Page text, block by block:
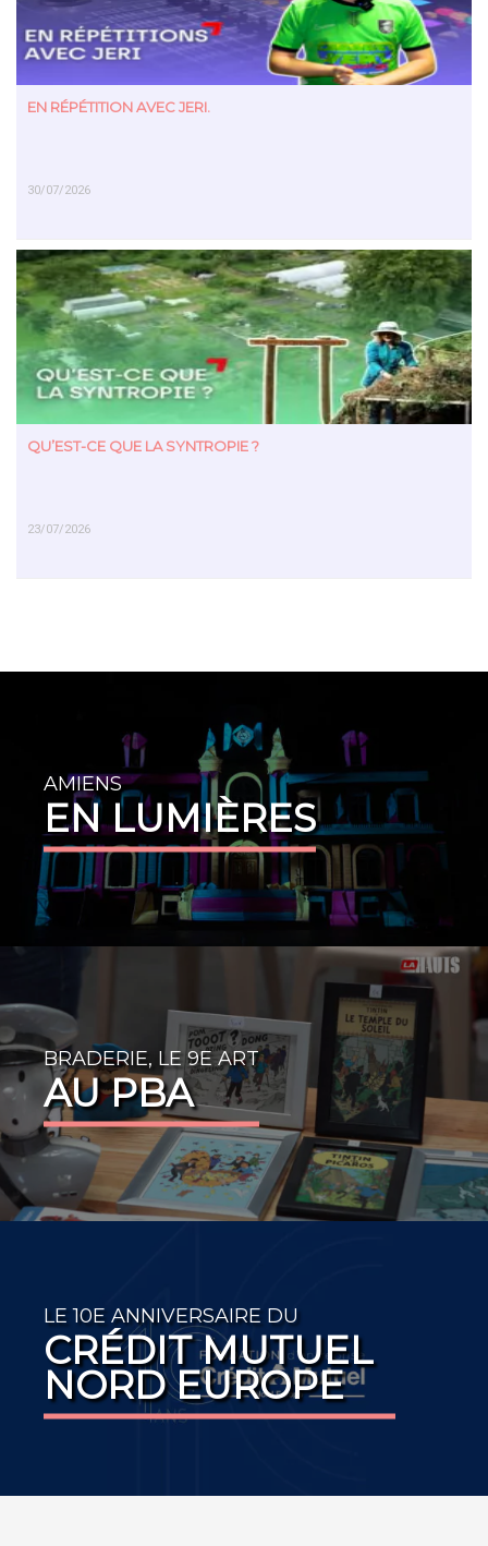
EN RÉPÉTITION AVEC JERI.
30/07/2026
EN SAVOIR PLUS
QU’EST-CE QUE LA SYNTROPIE ?
23/07/2026
AMIENS
EN LUMIÈRES
BRADERIE, LE 9E ART
AU PBA
LE 10E ANNIVERSAIRE DU
CRÉDIT MUTUEL
NORD EUROPE